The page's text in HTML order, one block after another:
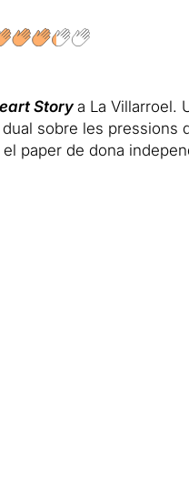
Story a La Villarroel.
dual sobre les pressions
paper de dona